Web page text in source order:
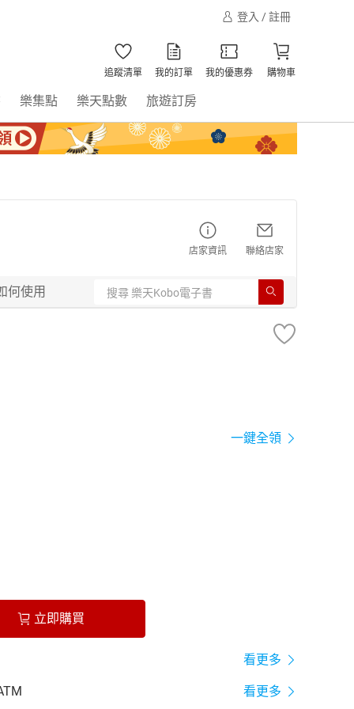
登入 / 註冊
追蹤清單 我的訂單 我的優惠券 購物車
樂集點 樂天點數 旅遊訂房
店家資訊 聯絡店家
何使用
一鍵全領
立即購買
看更多
看更多